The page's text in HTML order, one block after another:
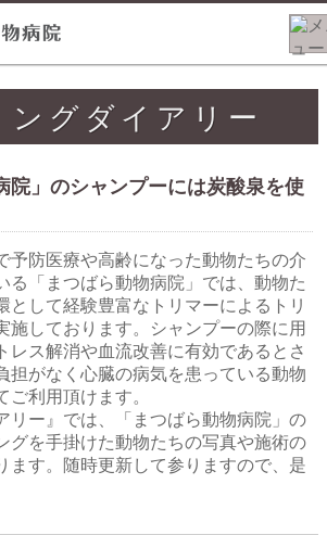
ングダイアリー
院」のシャンプーには炭酸泉を使
予防医療や高齢になった動物たちの介
る「まつばら動物病院」では、動物た
として経験豊富なトリマーによるトリ
施しております。シャンプーの際に用
レス解消や血流改善に有効であるとさ
担がなく心臓の病気を患っている動物
ご利用頂けます。
リー』では、「まつばら動物病院」の
グを手掛けた動物たちの写真や施術の
ます。随時更新して参りますので、是